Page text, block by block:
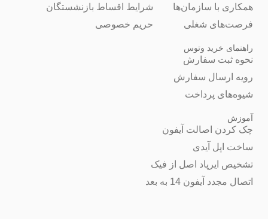
همکاری با سازمان‌ها
فرصت‌های شغلی
شرایط اقساط بازنشستگان
حریم خصوصی
راهنمای خرید وتوس
نحوه ثبت سفارش
رویه ارسال سفارش
شیوه‌های پرداخت
آموزش
چک کردن اصالت آیفون
ساخت اپل آیدی
تشخیص ایرپاد اصل از فیک
اتصال مجدد آیفون 14 به بعد